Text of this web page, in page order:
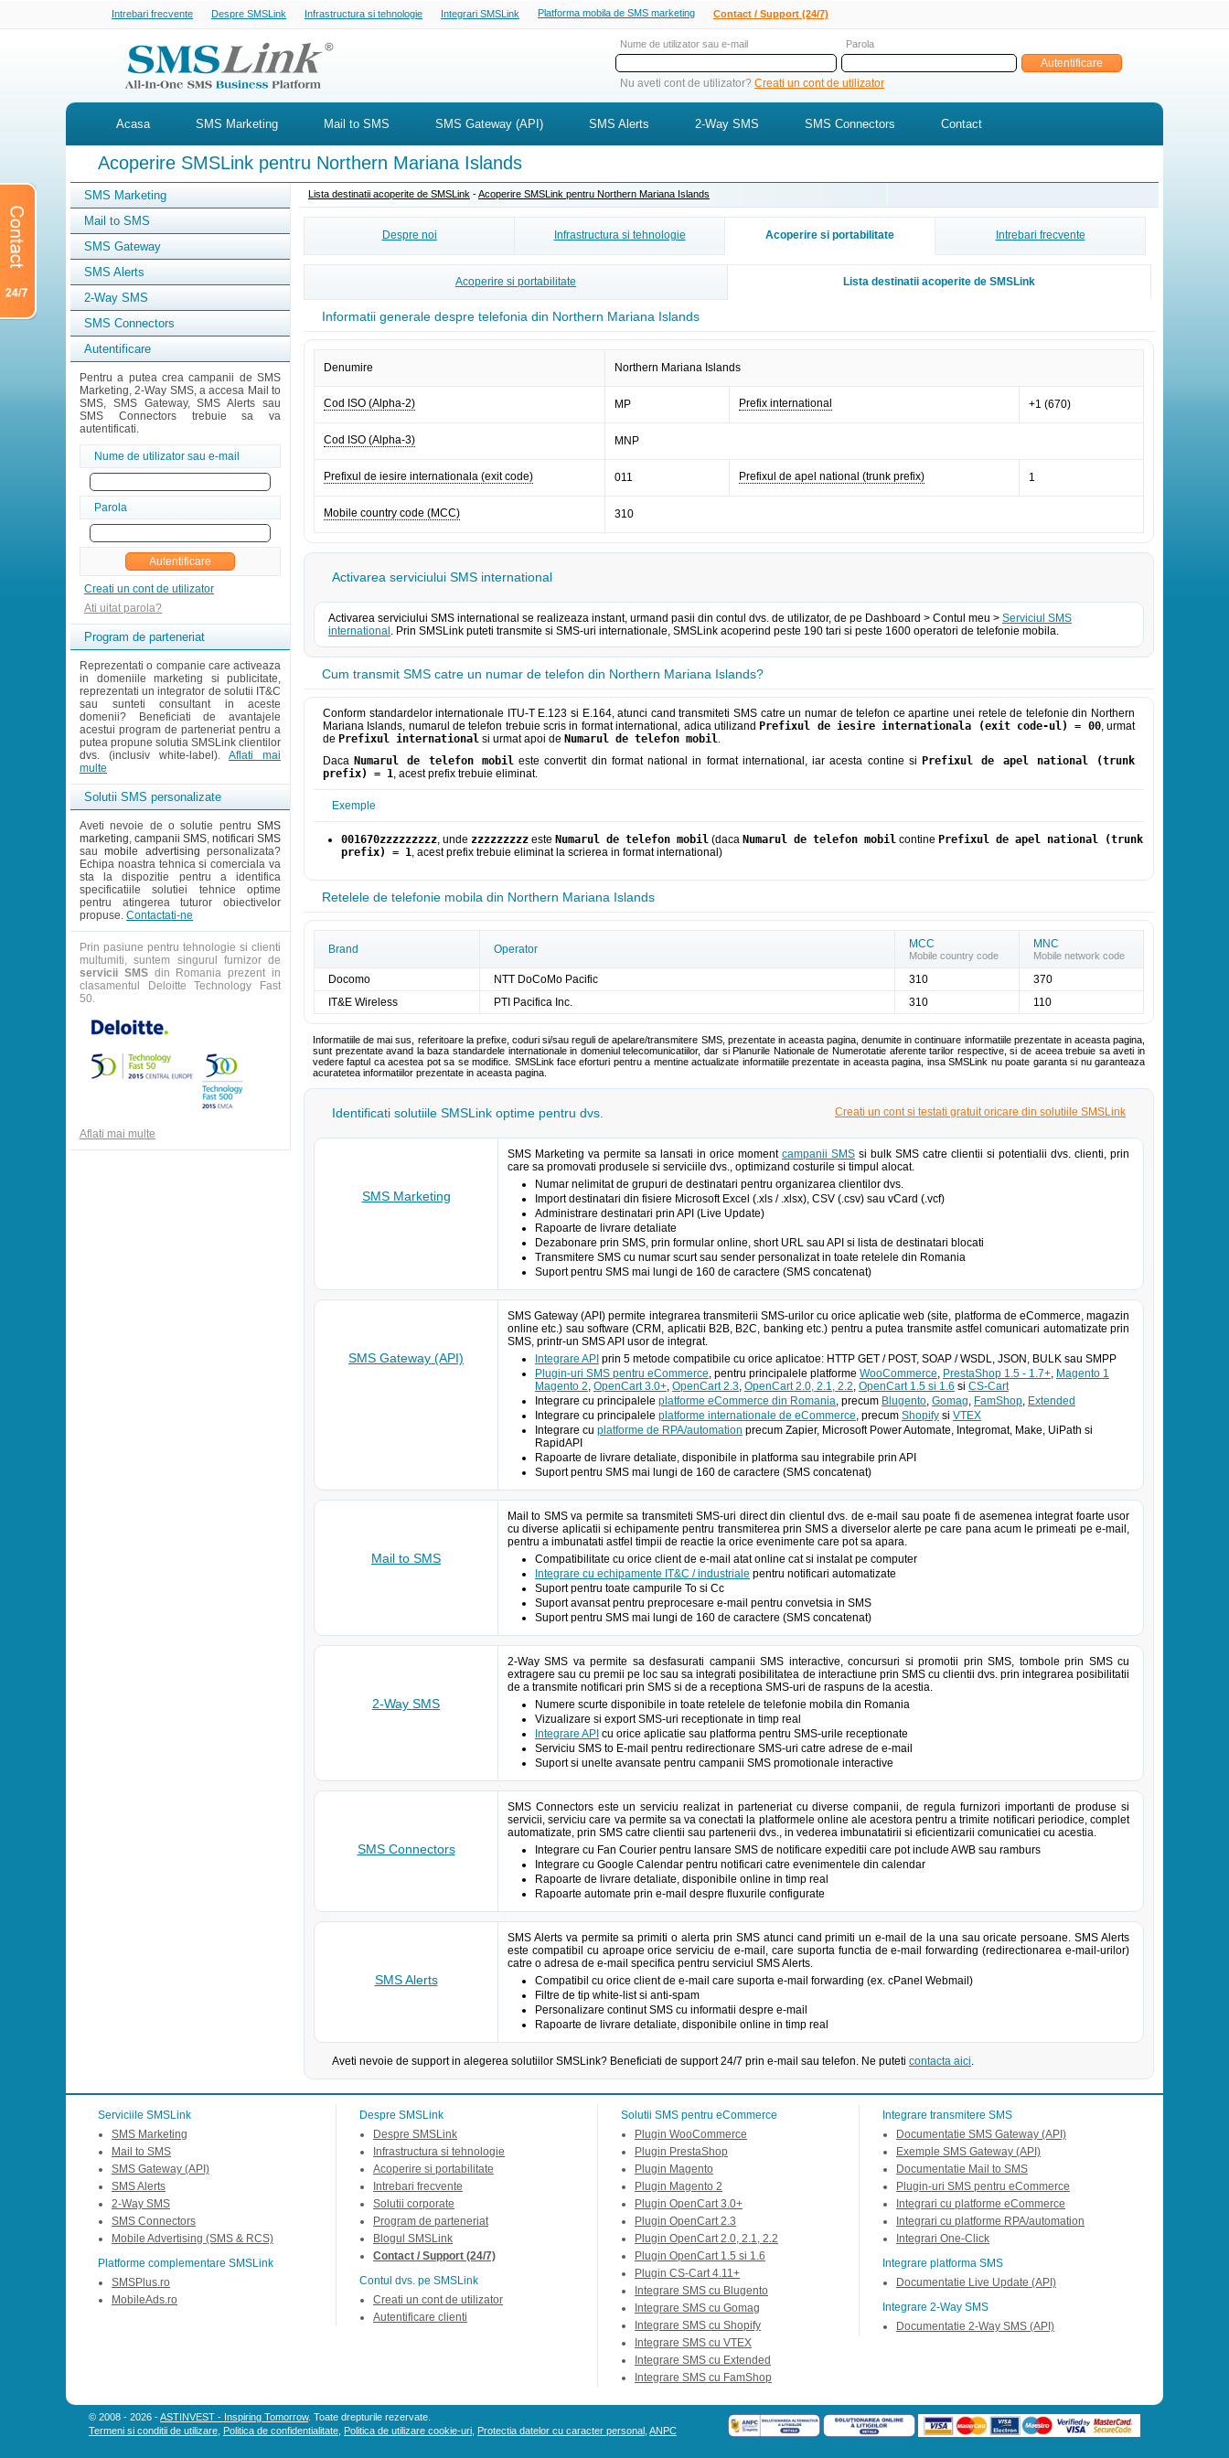
Intrebari frecvente Despre SMSLink Infrastructura si tehnologie Integrari SMSLink Platforma mobila de SMS marketing Contact / Support (24/7)
Nume de utilizator sau e-mail Parola
Nu aveti cont de utilizator? Creati un cont de utilizator
Acasa SMS Marketing Mail to SMS SMS Gateway (API) SMS Alerts 2-Way SMS SMS Connectors Contact
Acoperire SMSLink pentru Northern Mariana Islands
SMS Marketing
Mail to SMS
SMS Gateway
SMS Alerts
2-Way SMS
SMS Connectors
Autentificare
Pentru a putea crea campanii de SMS
Marketing, 2-Way SMS, a accesa Mail to
SMS, SMS Gateway, SMS Alerts sau
SMS Connectors trebuie sa va
autentificati.
Nume de utilizator sau e-mail
Parola
Creati un cont de utilizator
Ati uitat parola?
Program de parteneriat
Reprezentati o companie care activeaza
in domeniile marketing si publicitate,
reprezentati un integrator de solutii IT&C
sau sunteti consultant in aceste
domenii? Beneficiati de avantajele
acestui program de parteneriat pentru a
putea propune solutia SMSLink clientilor
dvs. (inclusiv white-label). Aflati mai
multe
Solutii SMS personalizate
Aveti nevoie de o solutie pentru SMS
marketing, campanii SMS, notificari SMS
saumobile advertising personalizata?
Echipa noastra tehnica si comerciala va
sta la dispozitie pentru a identifica
specificatiile solutiei tehnice optime
pentru atingerea tuturor obiectivelor
propuse. Contactati-ne
Prin pasiune pentru tehnologie si clienti
multumiti, suntem singurul furnizor de
servicii SMSdin Romania prezent in
clasamentul Deloitte Technology Fast
50.
Aflati mai multe
Lista destinatii acoperite de SMSLink -Acoperire SMSLink pentru Northern Mariana Islands
Despre noi Infrastructura si tehnologie Acoperire si portabilitate Intrebari frecvente
Acoperire si portabilitate Lista destinatii acoperite de SMSLink
Informatii generale despre telefonia din Northern Mariana Islands
Denumire Northern Mariana Islands
Cod ISO (Alpha-2) MP Prefix international +1 (670)
Cod ISO (Alpha-3) MNP
Prefixul de iesire internationala (exit code) 011 Prefixul de apel national (trunk prefix) 1
Mobile country code (MCC) 310
Activarea serviciului SMS international
Activarea serviciului SMS international se realizeaza instant, urmand pasii din contul dvs. de utilizator, de pe Dashboard > Contul meu > Serviciul SMS
international . Prin SMSLink puteti transmite si SMS-uri internationale, SMSLink acoperind peste 190 tari si peste 1600 operatori de telefonie mobila.
Cum transmit SMS catre un numar de telefon din Northern Mariana Islands?
Conform standardelor internationale ITU-T E.123 si E.164, atunci cand transmiteti SMS catre un numar de telefon ce apartine unei retele de telefonie din Northern
Mariana Islands, numarul de telefon trebuie scris in format international, adica utilizand Prefixul de iesire internationala (exit code-ul) = 00, urmat
de Prefixul international si urmat apoi de Numarul de telefon mobil.
Daca Numarul de telefon mobileste convertit din format national in format international, iar acesta contine si Prefixul de apel national (trunk
prefix) = 1, acest prefix trebuie eliminat.
Exemple
001670zzzzzzzzz, unde zzzzzzzzz este Numarul de telefon mobil (daca Numarul de telefon mobil contine Prefixul de apel national (trunk
prefix) = 1, acest prefix trebuie eliminat la scrierea in format international)
Retelele de telefonie mobila din Northern Mariana Islands
Brand Operator MCC
Mobile country code
MNC
Mobile network code
Docomo NTT DoCoMo Pacific 310
370
IT&E Wireless
PTI Pacifica Inc. 310 110
Informatiile de mai sus, referitoare la prefixe, coduri si/sau reguli de apelare/transmitere SMS, prezentate in aceasta pagina, denumite in continuare informatiile prezentate in aceasta pagina,
sunt prezentate avand la baza standardele internationale in domeniul telecomunicatiilor, dar si Planurile Nationale de Numerotatie aferente tarilor respective, si de aceea trebuie sa aveti in
vedere faptul ca acestea pot sa se modifice. SMSLink face eforturi pentru a mentine actualizate informatiile prezentate in aceasta pagina, insa SMSLink nu poate garanta si nu garanteaza
acuratetea informatiilor prezentate in aceasta pagina.
Identificati solutiile SMSLink optime pentru dvs. Creati un cont si testati gratuit oricare din solutiile SMSLink
SMS Marketing
SMS Marketing va permite sa lansati in orice moment campanii SMS si bulk SMS catre clientii si potentialii dvs. clienti, prin
care sa promovati produsele si serviciile dvs., optimizand costurile si timpul alocat.
Numar nelimitat de grupuri de destinatari pentru organizarea clientilor dvs.
Import destinatari din fisiere Microsoft Excel (.xls / .xlsx), CSV (.csv) sau vCard (.vcf)
Administrare destinatari prin API (Live Update)
Rapoarte de livrare detaliate
Dezabonare prin SMS, prin formular online, short URL sau API si lista de destinatari blocati
Transmitere SMS cu numar scurt sau sender personalizat in toate retelele din Romania
Suport pentru SMS mai lungi de 160 de caractere (SMS concatenat)
SMS Gateway (API)
SMS Gateway (API) permite integrarea transmiterii SMS-urilor cu orice aplicatie web (site, platforma de eCommerce, magazin
online etc.) sau software (CRM, aplicatii B2B, B2C, banking etc.) pentru a putea transmite astfel comunicari automatizate prin
SMS, printr-un SMS API usor de integrat.
Integrare API prin 5 metode compatibile cu orice aplicatoe: HTTP GET / POST, SOAP / WSDL, JSON, BULK sau SMPP
Plugin-uri SMS pentru eCommerce, pentru principalele platforme WooCommerce, PrestaShop 1.5 - 1.7+, Magento 1
Magento 2, OpenCart 3.0+, OpenCart 2.3, OpenCart 2.0, 2.1, 2.2, OpenCart 1.5 si 1.6 si CS-Cart
Integrare cu principalele platforme eCommerce din Romania, precum Blugento, Gomag, FamShop, Extended
Integrare cu principalele platforme internationale de eCommerce, precum Shopify si VTEX
Integrare cu platforme de RPA/automation precum Zapier, Microsoft Power Automate, Integromat, Make, UiPath si
RapidAPI
Rapoarte de livrare detaliate, disponibile in platforma sau integrabile prin API
Suport pentru SMS mai lungi de 160 de caractere (SMS concatenat)
Mail to SMS
Mail to SMS va permite sa transmiteti SMS-uri direct din clientul dvs. de e-mail sau poate fi de asemenea integrat foarte usor
cu diverse aplicatii si echipamente pentru transmiterea prin SMS a diverselor alerte pe care pana acum le primeati pe e-mail,
pentru a imbunatati astfel timpii de reactie la orice evenimente care pot sa apara.
Compatibilitate cu orice client de e-mail atat online cat si instalat pe computer
Integrare cu echipamente IT&C / industriale pentru notificari automatizate
Suport pentru toate campurile To si Cc
Suport avansat pentru preprocesare e-mail pentru convetsia in SMS
Suport pentru SMS mai lungi de 160 de caractere (SMS concatenat)
2-Way SMS
2-Way SMS va permite sa desfasurati campanii SMS interactive, concursuri si promotii prin SMS, tombole prin SMS cu
extragere sau cu premii pe loc sau sa integrati posibilitatea de interactiune prin SMS cu clientii dvs. prin integrarea posibilitatii
de a transmite notificari prin SMS si de a receptiona SMS-uri de raspuns de la acestia.
Numere scurte disponibile in toate retelele de telefonie mobila din Romania
Vizualizare si export SMS-uri receptionate in timp real
Integrare API cu orice aplicatie sau platforma pentru SMS-urile receptionate
Serviciu SMS to E-mail pentru redirectionare SMS-uri catre adrese de e-mail
Suport si unelte avansate pentru campanii SMS promotionale interactive
SMS Connectors
SMS Connectors este un serviciu realizat in parteneriat cu diverse companii, de regula furnizori importanti de produse si
servicii, serviciu care va permite sa va conectati la platformele online ale acestora pentru a trimite notificari periodice, complet
automatizate, prin SMS catre clientii sau partenerii dvs., in vederea imbunatatirii si eficientizarii comunicatiei cu acestia.
Integrare cu Fan Courier pentru lansare SMS de notificare expeditii care pot include AWB sau ramburs
Integrare cu Google Calendar pentru notificari catre evenimentele din calendar
Rapoarte de livrare detaliate, disponibile online in timp real
Rapoarte automate prin e-mail despre fluxurile configurate
SMS Alerts
SMS Alerts va permite sa primiti o alerta prin SMS atunci cand primiti un e-mail de la una sau oricate persoane. SMS Alerts
este compatibil cu aproape orice serviciu de e-mail, care suporta functia de e-mail forwarding (redirectionarea e-mail-urilor)
catre o adresa de e-mail specifica pentru serviciul SMS Alerts.
Compatibil cu orice client de e-mail care suporta e-mail forwarding (ex. cPanel Webmail)
Filtre de tip white-list si anti-spam
Personalizare continut SMS cu informatii despre e-mail
Rapoarte de livrare detaliate, disponibile online in timp real
Aveti nevoie de support in alegerea solutiilor SMSLink? Beneficiati de support 24/7 prin e-mail sau telefon. Ne puteti contacta aici.
Serviciile SMSLink
SMS Marketing
Mail to SMS
SMS Gateway (API)
SMS Alerts
2-Way SMS
SMS Connectors
Mobile Advertising (SMS & RCS)
Platforme complementare SMSLink
SMSPlus.ro
MobileAds.ro
Despre SMSLink
Despre SMSLink
Infrastructura si tehnologie
Acoperire si portabilitate
Intrebari frecvente
Solutii corporate
Program de parteneriat
Blogul SMSLink
Contact / Support (24/7)
Contul dvs. pe SMSLink
Creati un cont de utilizator
Autentificare clienti
Solutii SMS pentru eCommerce
Plugin WooCommerce
Plugin PrestaShop
Plugin Magento
Plugin Magento 2
Plugin OpenCart 3.0+
Plugin OpenCart 2.3
Plugin OpenCart 2.0, 2.1, 2.2
Plugin OpenCart 1.5 si 1.6
Plugin CS-Cart 4.11+
Integrare SMS cu Blugento
Integrare SMS cu Gomag
Integrare SMS cu Shopify
Integrare SMS cu VTEX
Integrare SMS cu Extended
Integrare SMS cu FamShop
Integrare transmitere SMS
Documentatie SMS Gateway (API)
Exemple SMS Gateway (API)
Documentatie Mail to SMS
Plugin-uri SMS pentru eCommerce
Integrari cu platforme eCommerce
Integrari cu platforme RPA/automation
Integrari One-Click
Integrare platforma SMS
Documentatie Live Update (API)
Integrare 2-Way SMS
Documentatie 2-Way SMS (API)
© 2008 - 2026 -ASTINVEST - Inspiring Tomorrow. Toate drepturile rezervate.
Termeni si conditii de utilizare Politica de confidentialitate Politica de utilizare cookie-uri Protectia datelor cu caracter personal ANPC